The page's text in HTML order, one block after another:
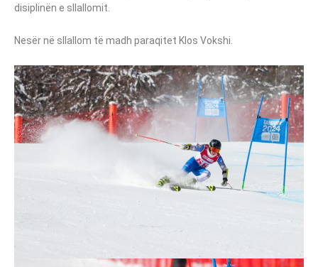
disiplinën e sllallomit.
Nesër në sllallom të madh paraqitet Klos Vokshi.